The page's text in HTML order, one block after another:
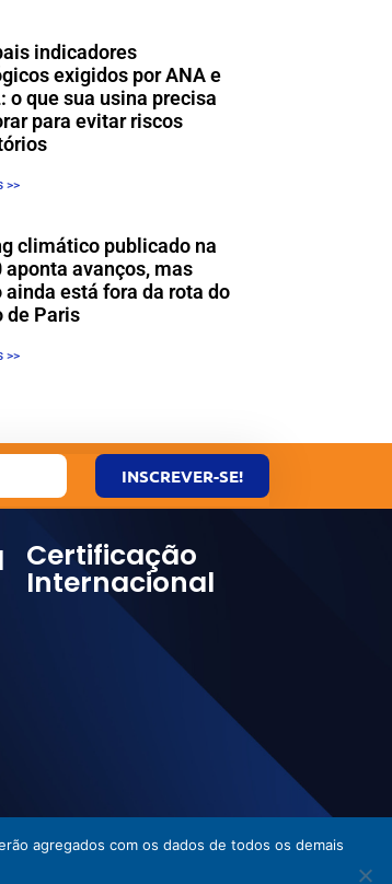
indicadores
exigidos por ANA e
o que sua usina precisa
para evitar riscos
>>
climático publicado na
aponta avanços, mas
ainda está fora da rota do
de Paris
>>
INSCREVER-SE!
Certificação
Internacional
agregados com os dados de todos os demais